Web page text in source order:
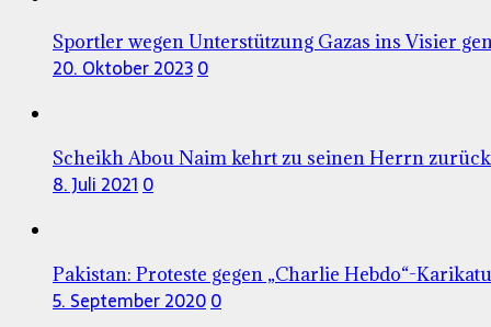
Sportler wegen Unterstützung Gazas ins Visier
20. Oktober 20230
Scheikh Abou Naim kehrt zu seinen Herrn zurück
8. Juli 2021 0
Pakistan: Proteste gegen „Charlie Hebdo“-
5. September 20200